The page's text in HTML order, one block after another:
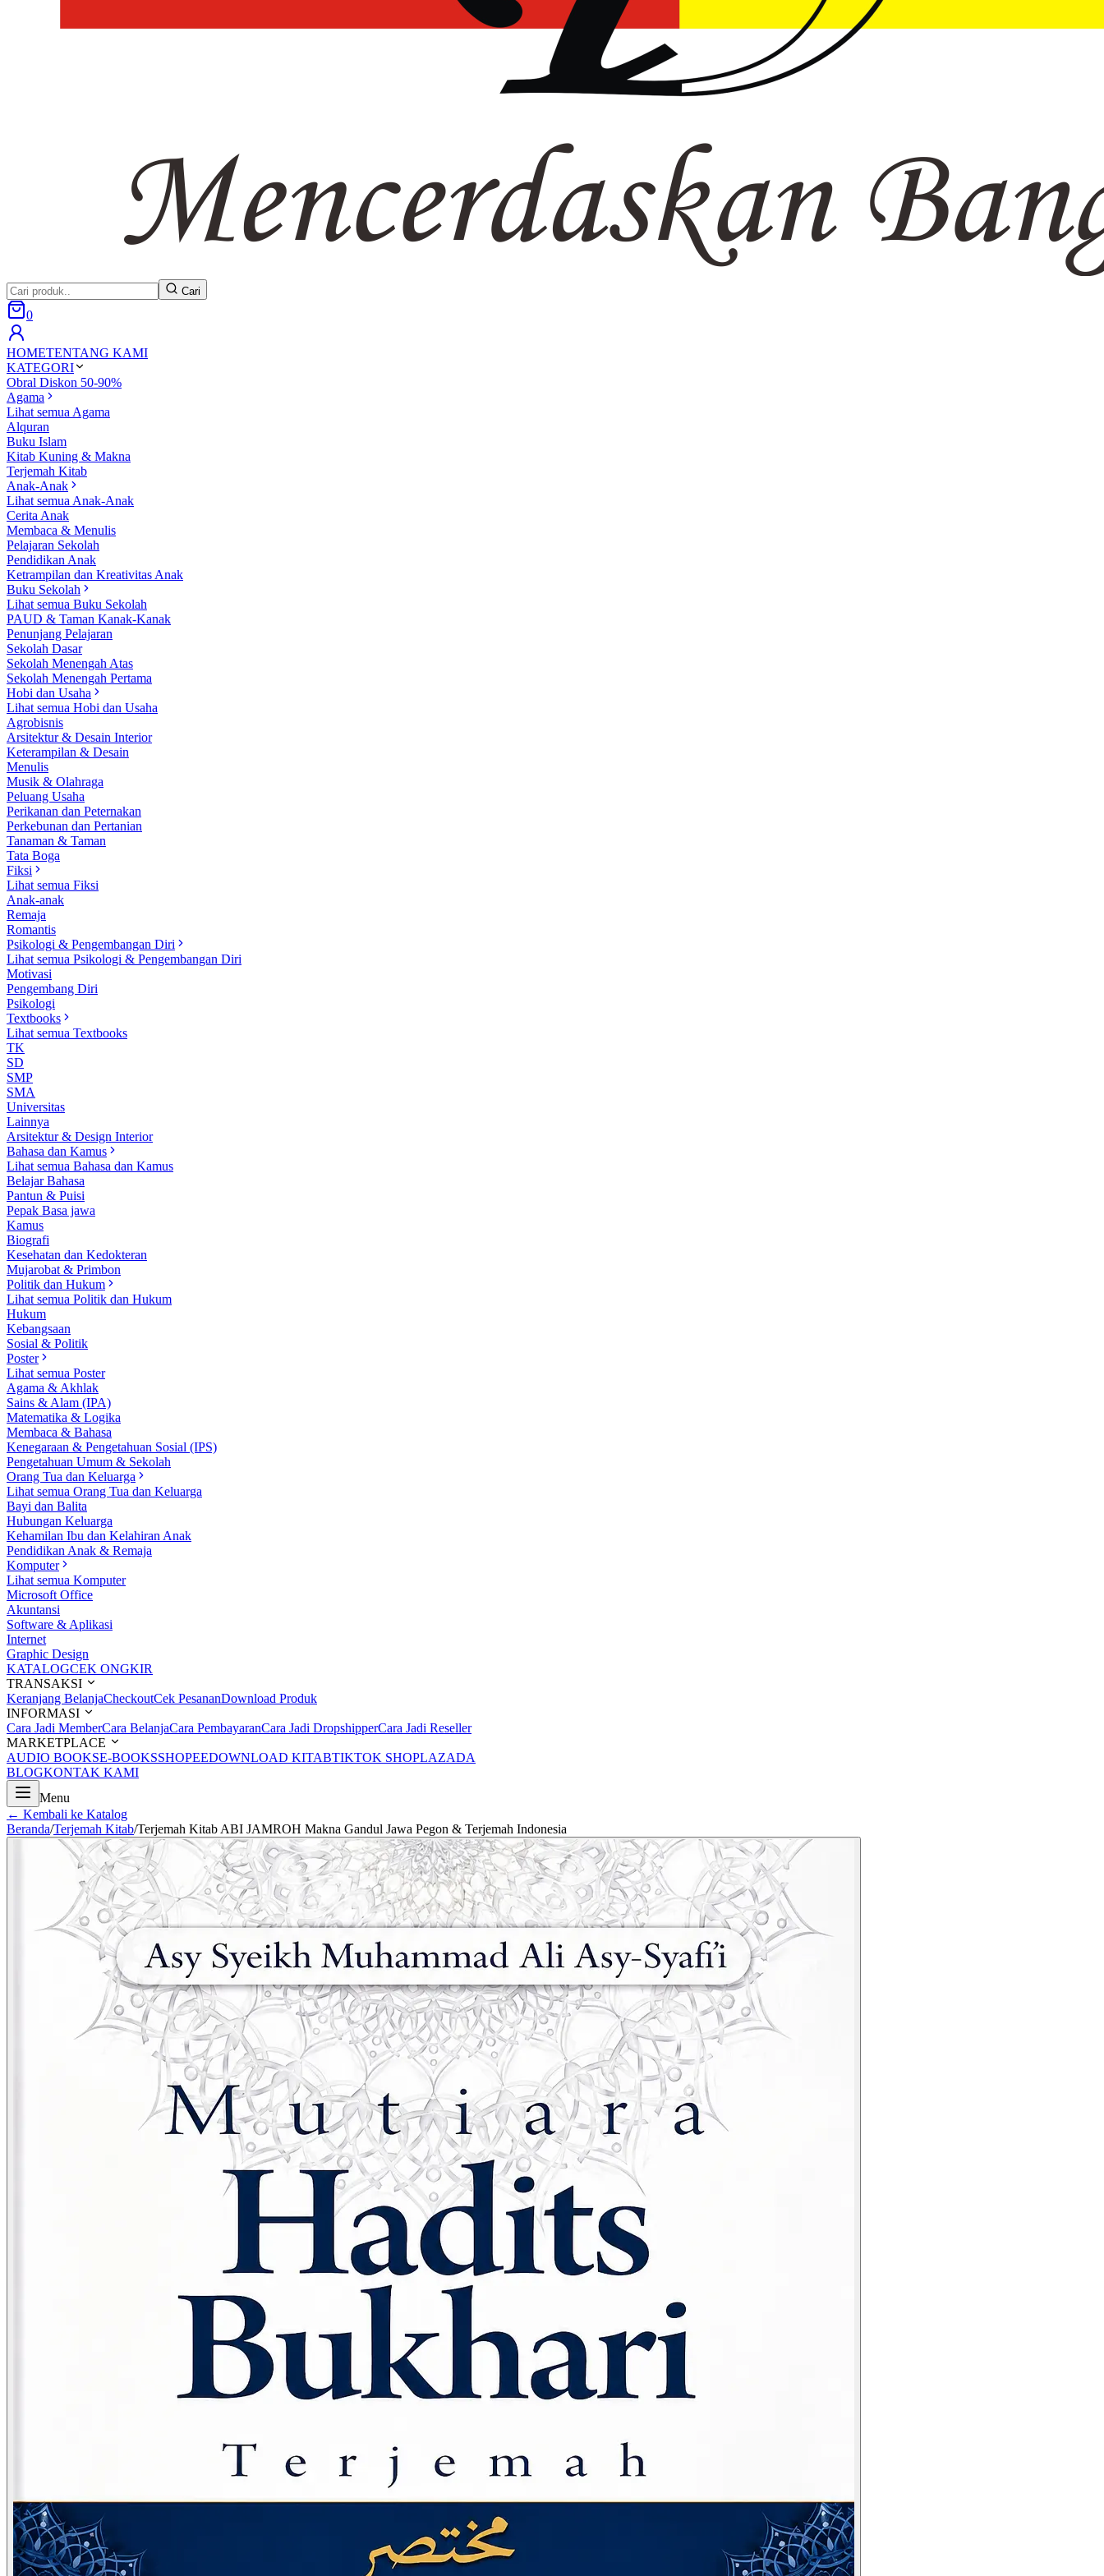
Cari
0
HOMETENTANG KAMI
KATEGORI
Obral Diskon 50-90%
Agama
Lihat semua Agama
Alquran
Buku Islam
Kitab Kuning & Makna
Terjemah Kitab
Anak-Anak
Lihat semua Anak-Anak
Cerita Anak
Membaca & Menulis
Pelajaran Sekolah
Pendidikan Anak
Ketrampilan dan Kreativitas Anak
Buku Sekolah
Lihat semua Buku Sekolah
PAUD & Taman Kanak-Kanak
Penunjang Pelajaran
Sekolah Dasar
Sekolah Menengah Atas
Sekolah Menengah Pertama
Hobi dan Usaha
Lihat semua Hobi dan Usaha
Agrobisnis
Arsitektur & Desain Interior
Keterampilan & Desain
Menulis
Musik & Olahraga
Peluang Usaha
Perikanan dan Peternakan
Perkebunan dan Pertanian
Tanaman & Taman
Tata Boga
Fiksi
Lihat semua Fiksi
Anak-anak
Remaja
Romantis
Psikologi & Pengembangan Diri
Lihat semua Psikologi & Pengembangan Diri
Motivasi
Pengembang Diri
Psikologi
Textbooks
Lihat semua Textbooks
TK
SD
SMP
SMA
Universitas
Lainnya
Arsitektur & Design Interior
Bahasa dan Kamus
Lihat semua Bahasa dan Kamus
Belajar Bahasa
Pantun & Puisi
Pepak Basa jawa
Kamus
Biografi
Kesehatan dan Kedokteran
Mujarobat & Primbon
Politik dan Hukum
Lihat semua Politik dan Hukum
Hukum
Kebangsaan
Sosial & Politik
Poster
Lihat semua Poster
Agama & Akhlak
Sains & Alam (IPA)
Matematika & Logika
Membaca & Bahasa
Kenegaraan & Pengetahuan Sosial (IPS)
Pengetahuan Umum & Sekolah
Orang Tua dan Keluarga
Lihat semua Orang Tua dan Keluarga
Bayi dan Balita
Hubungan Keluarga
Kehamilan Ibu dan Kelahiran Anak
Pendidikan Anak & Remaja
Komputer
Lihat semua Komputer
Microsoft Office
Akuntansi
Software & Aplikasi
Internet
Graphic Design
KATALOGCEK ONGKIR
TRANSAKSI
Keranjang BelanjaCheckoutCek PesananDownload Produk
INFORMASI
Cara Jadi MemberCara BelanjaCara PembayaranCara Jadi DropshipperCara Jadi Reseller
MARKETPLACE
AUDIO BOOKSE-BOOKSSHOPEEDOWNLOAD KITABTIKTOK SHOPLAZADA
BLOGKONTAK KAMI
Menu
← Kembali ke Katalog
Beranda/Terjemah Kitab/Terjemah Kitab ABI JAMROH Makna Gandul Jawa Pegon & Terjemah Indonesia